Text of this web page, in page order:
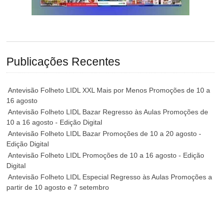
Publicações Recentes
Antevisão Folheto LIDL XXL Mais por Menos Promoções de 10 a
16 agosto
Antevisão Folheto LIDL Bazar Regresso às Aulas Promoções de
10 a 16 agosto - Edição Digital
Antevisão Folheto LIDL Bazar Promoções de 10 a 20 agosto -
Edição Digital
Antevisão Folheto LIDL Promoções de 10 a 16 agosto - Edição
Digital
Antevisão Folheto LIDL Especial Regresso às Aulas Promoções a
partir de 10 agosto e 7 setembro